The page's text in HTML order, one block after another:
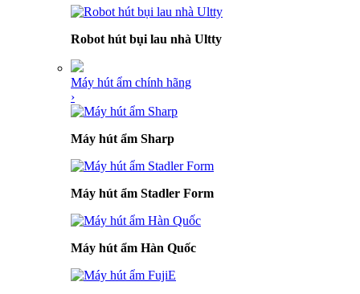
Robot hút bụi lau nhà Ultty
Máy hút ẩm chính hãng
›
Máy hút ẩm Sharp
Máy hút ẩm Stadler Form
Máy hút ẩm Hàn Quốc